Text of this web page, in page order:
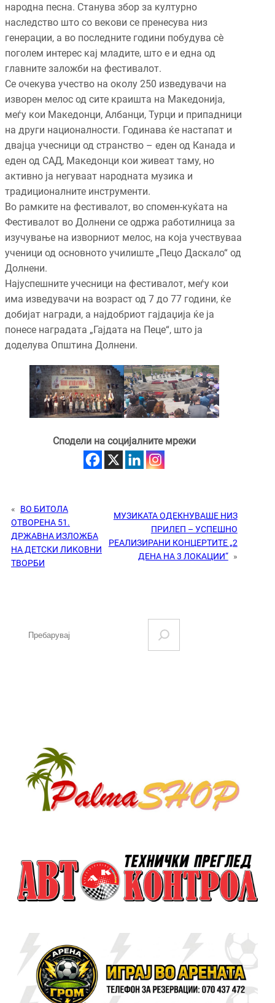
народна песна. Станува збор за културно
наследство што со векови се пренесува низ
генерации, а во последните години побудува сѐ
поголем интерес кај младите, што е и една од
главните заложби на фестивалот.
Се очекува учество на околу 250 изведувачи на
изворен мелос од сите краишта на Македонија,
меѓу кои Македонци, Албанци, Турци и припадници
на други националности. Годинава ќе настапат и
двајца учесници од странство – еден од Канада и
еден од САД, Македонци кои живеат таму, но
активно ја негуваат народната музика и
традиционалните инструменти.
Во рамките на фестивалот, во спомен-куќата на
Фестивалот во Долнени се одржа работилница за
изучување на изворниот мелос, на која учествуваа
ученици од основното училиште „Пецо Даскало“ од
Долнени.
Најуспешните учесници на фестивалот, меѓу кои
има изведувачи на возраст од 7 до 77 години, ќе
добијат награди, а најдобриот гајдаџија ќе ја
понесе наградата „Гајдата на Пеце“, што ја
доделува Општина Долнени.
Сподели на социјалните мрежи
«
ВО БИТОЛА
ОТВОРЕНА 51.
ДРЖАВНА ИЗЛОЖБА
НА ДЕТСКИ ЛИКОВНИ
ТВОРБИ
МУЗИКАТА ОДЕКНУВАШЕ НИЗ
ПРИЛЕП – УСПЕШНО
РЕАЛИЗИРАНИ КОНЦЕРТИТЕ „2
ДЕНА НА 3 ЛОКАЦИИ“ »